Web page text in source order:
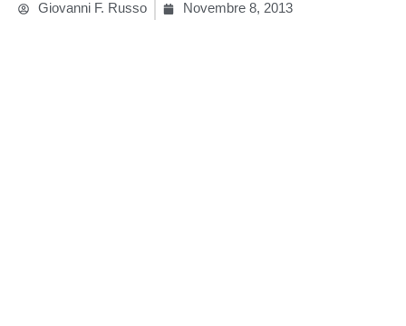
Giovanni F. Russo Novembre 8, 2013